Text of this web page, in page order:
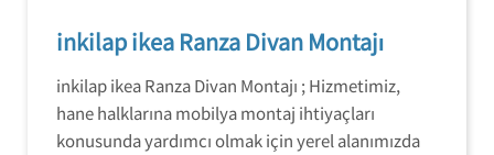
inkilap ikea Ranza Divan Montajı
inkilap ikea Ranza Divan Montajı ; Hizmetimiz,
hane halklarına mobilya montaj ihtiyaçları
konusunda yardımcı olmak için yerel alanımızda